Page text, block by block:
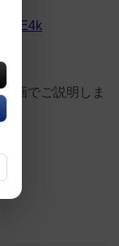
画でご説明しま